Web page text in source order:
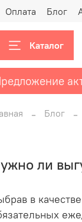
Оплата Блог
Каталог
актуально
Блог
ли
в